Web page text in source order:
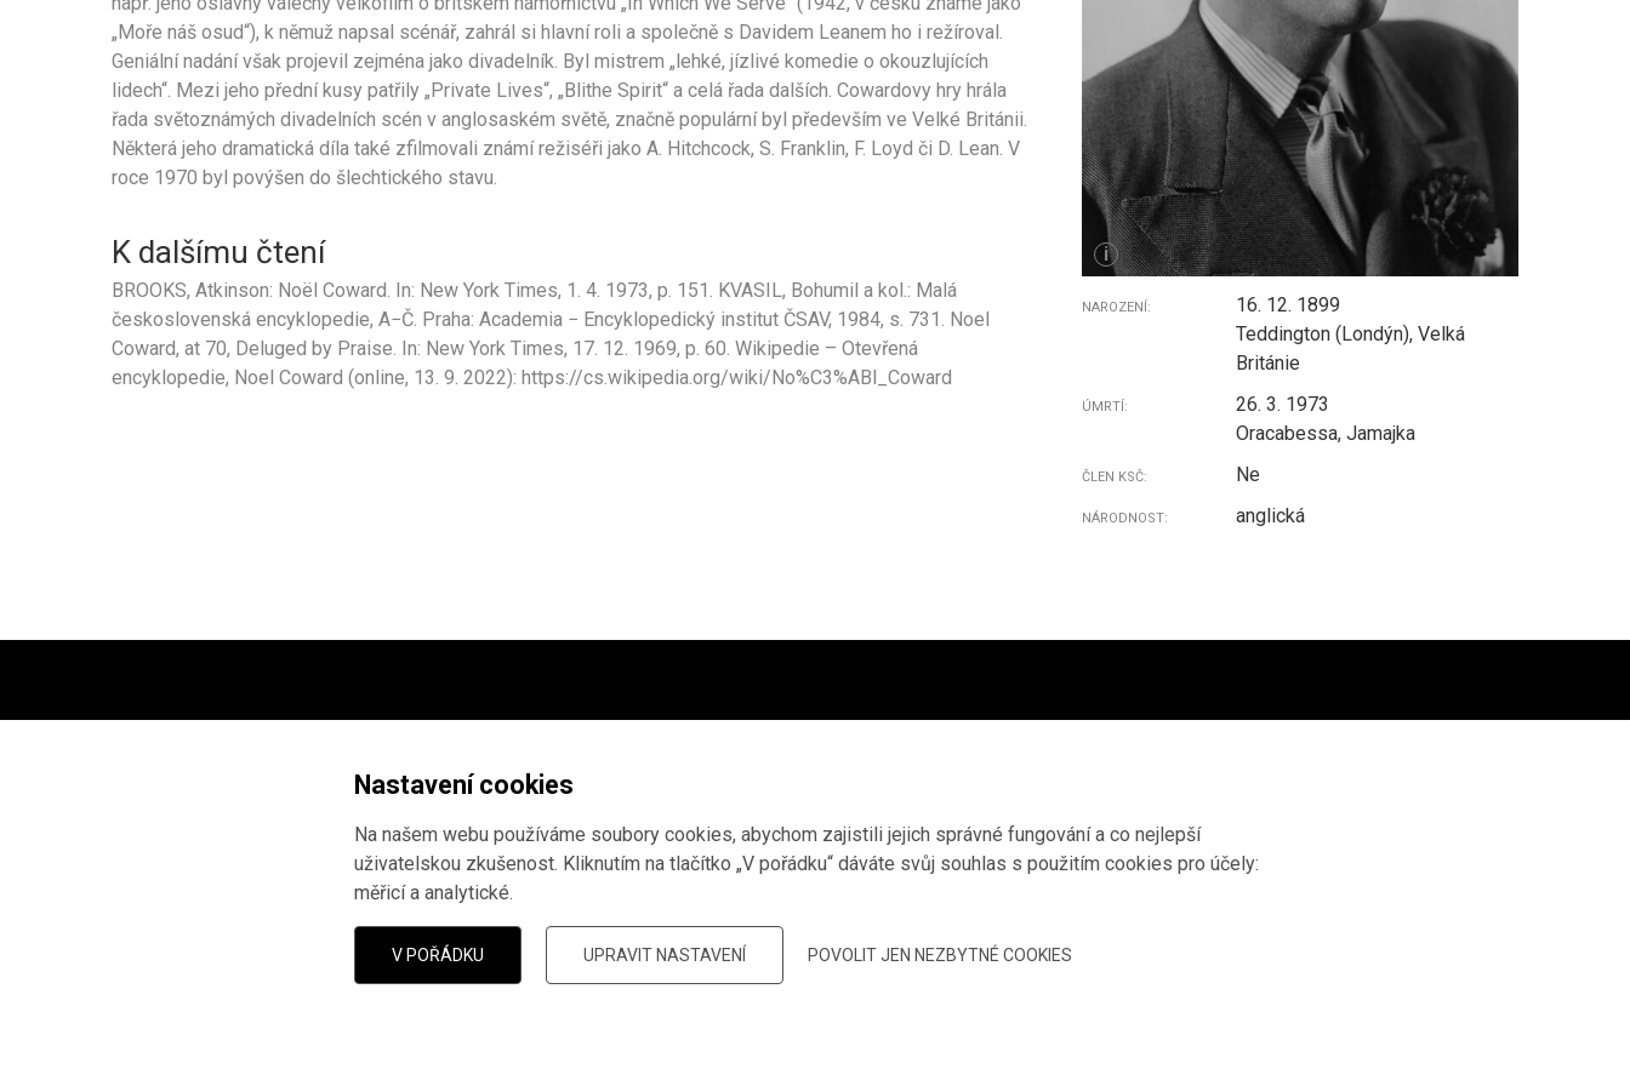
Nastavení cookies
Na našem webu používáme soubory cookies, abychom zajistili jejich správné fungování a co nejlepší
uživatelskou zkušenost. Kliknutím na tlačítko „V pořádku“ dáváte svůj souhlas s použitím cookies pro účely:
měřicí a analytické.
V POŘÁDKU UPRAVIT NASTAVENÍ POVOLIT JEN NEZBYTNÉ COOKIES
„Moře náš osud“), k němuž napsal scénář, zahrál si hlavní roli a společně s Davidem Leanem ho i režíroval.
Geniální nadání však projevil zejména jako divadelník. Byl mistrem „lehké, jízlivé komedie o okouzlujících
lidech“. Mezi jeho přední kusy patřily „Private Lives“, „Blithe Spirit“ a celá řada dalších. Cowardovy hry hrála
řada světoznámých divadelních scén v anglosaském světě, značně populární byl především ve Velké Británii.
Některá jeho dramatická díla také zfilmovali známí režiséři jako A. Hitchcock, S. Franklin, F. Loyd či D. Lean. V
roce 1970 byl povýšen do šlechtického stavu.
K dalšímu čtení
BROOKS, Atkinson: Noël Coward. In: New York Times, 1. 4. 1973, p. 151. KVASIL, Bohumil a kol.: Malá
československá encyklopedie, A−Č. Praha: Academia − Encyklopedický institut ČSAV, 1984, s. 731. Noel
Coward, at 70, Deluged by Praise. In: New York Times, 17. 12. 1969, p. 60. Wikipedie – Otevřená
encyklopedie, Noel Coward (online, 13. 9. 2022): https://cs.wikipedia.org/wiki/No%C3%ABl_Coward
i
NAROZENÍ:
16. 12. 1899
Teddington (Londýn), Velká
Británie
ÚMRTÍ:
26. 3. 1973
Oracabessa, Jamajka
ČLEN KSČ: Ne
NÁRODNOST: anglická
Marka Janáčea Ústavu pro studium
Pokud jste narazili na chybu, děkujeme, že